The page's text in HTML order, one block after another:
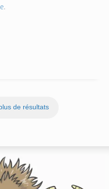
.
de résultats